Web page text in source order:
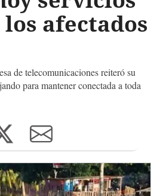
afectados
de telecomunicaciones reiteró su
para mantener conectada a toda